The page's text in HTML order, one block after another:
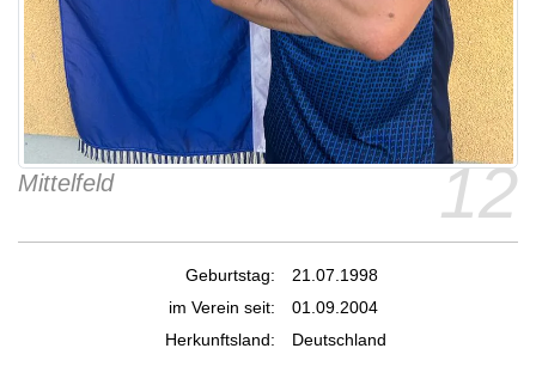
12
Mittelfeld
Geburtstag:
21.07.1998
im Verein seit:
01.09.2004
Herkunftsland:
Deutschland